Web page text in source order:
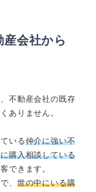
会社から
不動産会社の既存
ありません。
いる仲介に強い不
購入相談している
できます。
、 世の中にいる購